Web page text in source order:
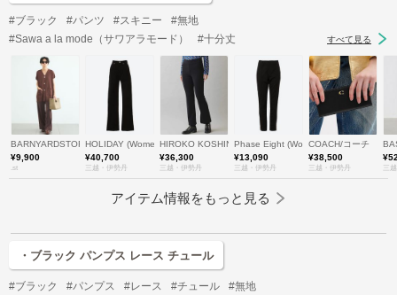
#ブラック #パンツ #スキニー
#無地
#Sawa a la mode（サワアラモード）
#十分丈 すべて見る
BARNYARDSTORM
¥9,900
.st
HOLIDAY (Women)/ホリデイ
¥40,700
三越・伊勢丹
HIROKO KOSHINO (Women)/ヒロココシノ
¥36,300
三越・伊勢丹
Phase Eight (Women)/フェイズエイト
¥13,090
三越・伊勢丹
COACH/コーチ
¥38,500
三越・伊勢丹 三
アイテム情報をもっと見る
・ブラック パンプス レース チュール
#ブラック #パンプス #レース #チュール
#無地